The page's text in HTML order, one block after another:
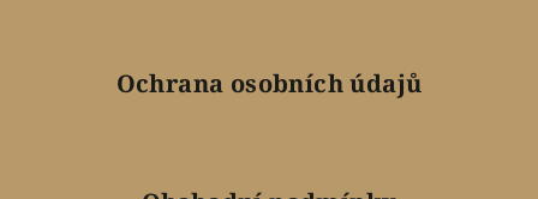
Ochrana osobních údajů